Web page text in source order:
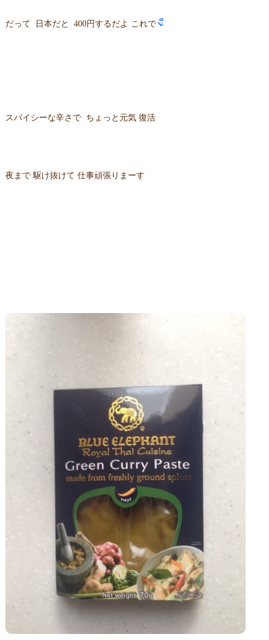
だって 日本だと 400円するだよ これで
スパイシーな辛さで ちょっと元気 復活
夜まで 駆け抜けて 仕事頑張りまーす